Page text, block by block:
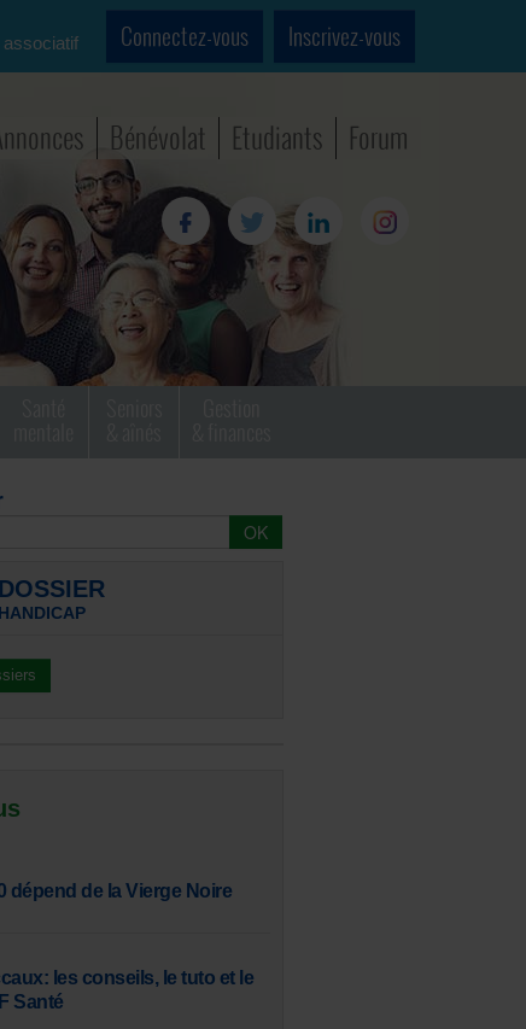
Connectez-vous Inscrivez-vous
Bénévolat Etudiants Forum
dépend de la Vierge Noire
les conseils, le tuto et le
Santé